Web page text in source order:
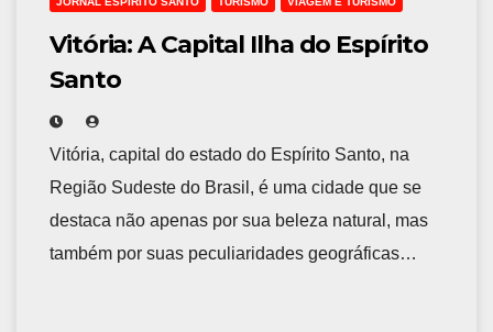
Vitória: A Capital Ilha do Espírito
Santo
Vitória, capital do estado do Espírito Santo, na
Região Sudeste do Brasil, é uma cidade que se
destaca não apenas por sua beleza natural, mas
também por suas peculiaridades geográficas…